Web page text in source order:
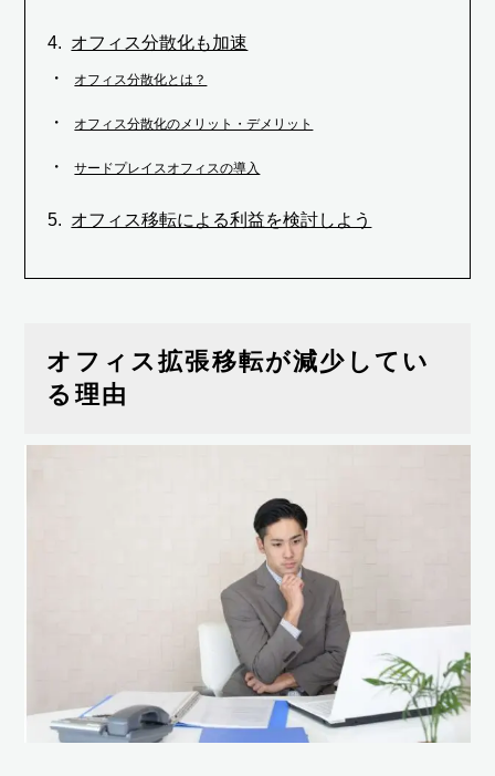
オフィス分散化も加速
オフィス分散化とは？
オフィス分散化のメリット・デメリット
サードプレイスオフィスの導入
オフィス移転による利益を検討しよう
オフィス拡張移転が減少してい
る理由